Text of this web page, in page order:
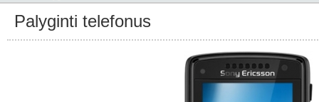
Palyginti telefonus